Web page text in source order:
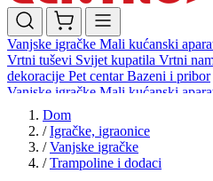
Vanjske igračke Mali kućanski
Vrtni tuševi Svijet kupatila Vrtni
dekoracije Pet centarBazeni i pribor
Vanjske igračke Mali kućanski
Vrtni tuševi
dekoracijePet centar Bazeni i pribor
Dom
/ Igračke, igraonice
/ Vanjske igračke
/ Trampoline i dodaci